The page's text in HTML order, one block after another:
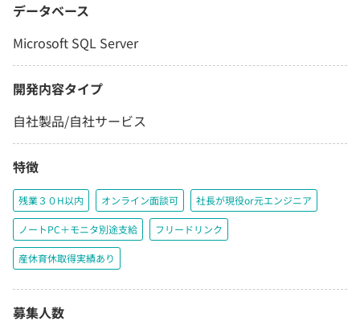
データベース
Microsoft SQL Server
開発内容タイプ
自社製品/自社サービス
特徴
残業３０H以内 オンライン面談可 社長が現役or元エンジニア
ノートPC＋モニタ別途支給 フリードリンク
産休育休取得実績あり
募集人数